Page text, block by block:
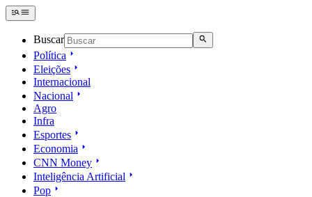
Buscar
Política
Eleições
Internacional
Nacional
Agro
Infra
Esportes
Economia
CNN Money
Inteligência Artificial
Pop